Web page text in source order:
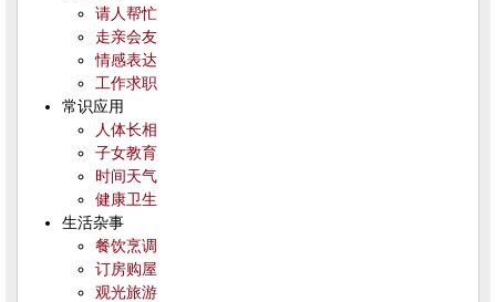
请人帮忙
走亲会友
情感表达
工作求职
常识应用
人体长相
子女教育
时间天气
健康卫生
生活杂事
餐饮烹调
订房购屋
观光旅游